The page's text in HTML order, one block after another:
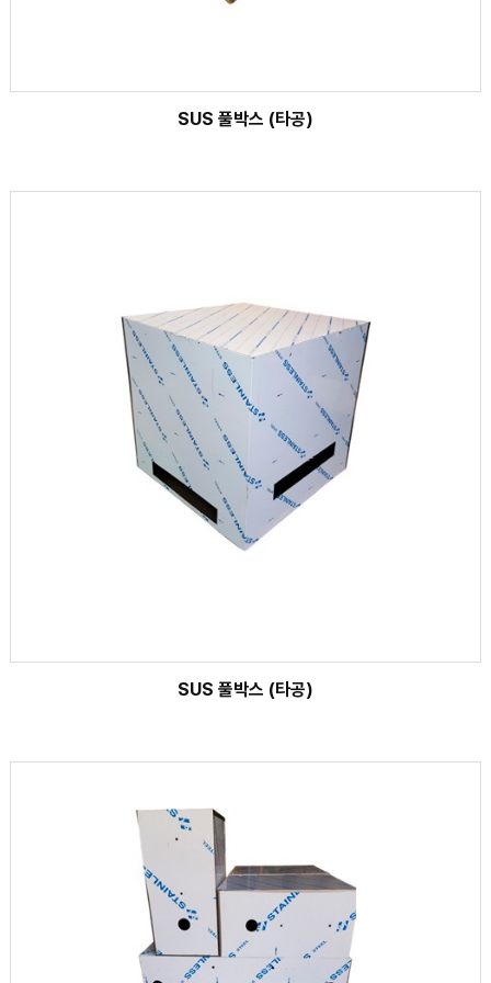
SUS 풀박스 (타공)
SUS 풀박스 (타공)